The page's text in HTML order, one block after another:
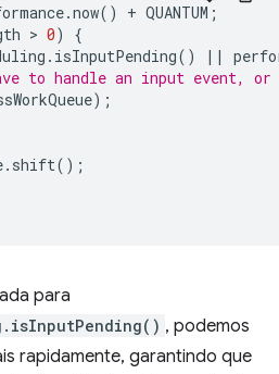
.now() + QUANTUM ;
> 0)
{
. isInputPending() ||
to handle an input event,
);
. shift();
para
, podemos
rapidamente, garantindo que